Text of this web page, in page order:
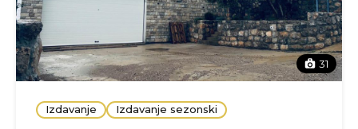
31
Izdavanje Izdavanje sezonski